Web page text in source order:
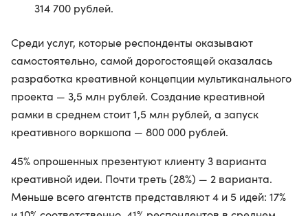
314 700 рублей.
Среди услуг, которые респонденты оказывают
самостоятельно, самой дорогостоящей оказалась
разработка креативной концепции мультиканального
проекта — 3,5 млн рублей. Создание креативной
рамки в среднем стоит 1,5 млн рублей, а запуск
креативного воркшопа — 800 000 рублей.
45% опрошенных презентуют клиенту 3 варианта
креативной идеи. Почти треть (28%) — 2 варианта.
Меньше всего агентств представляют 4 и 5 идей: 17%